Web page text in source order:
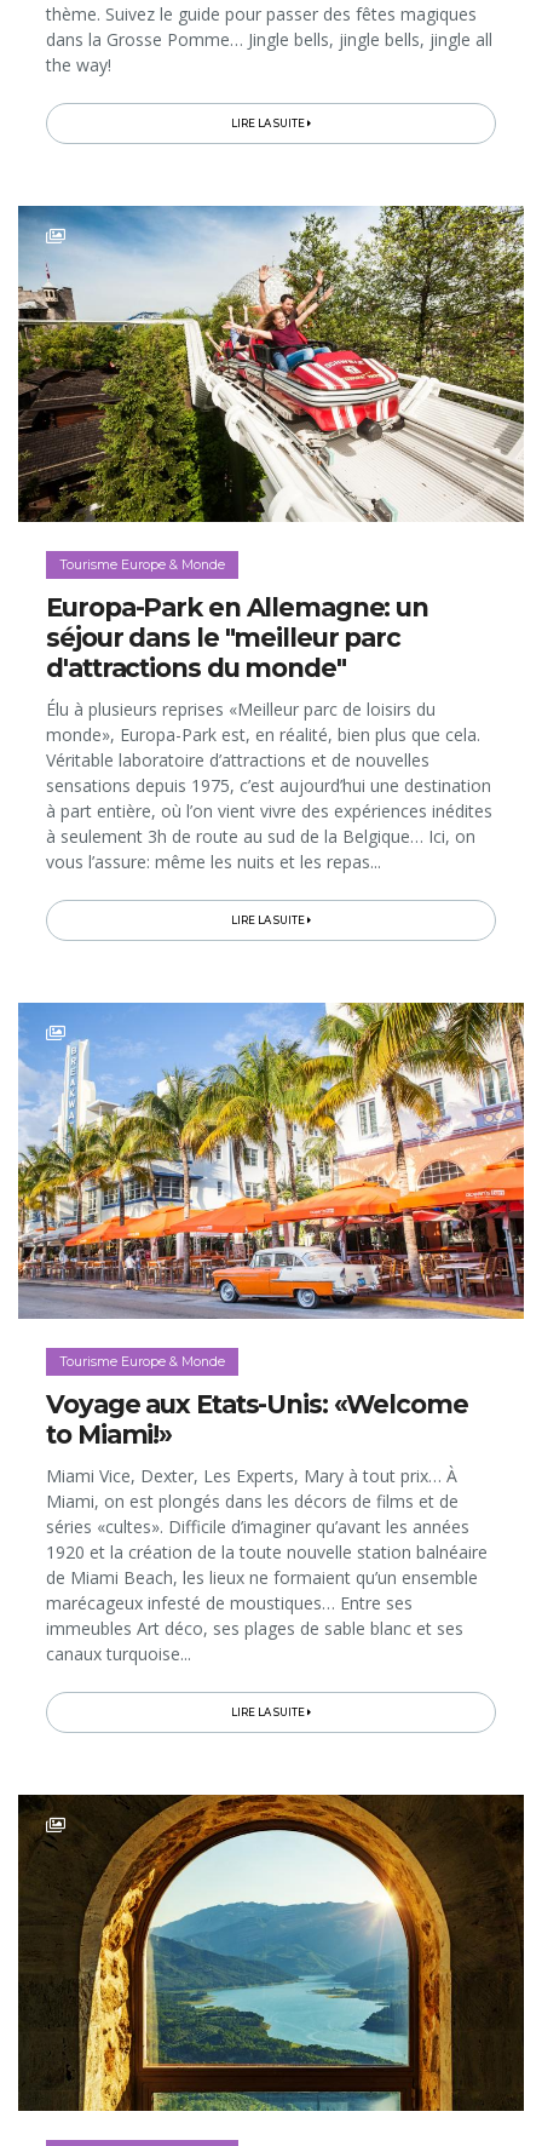
thème. Suivez le guide pour passer des fêtes magiques
dans la Grosse Pomme… Jingle bells, jingle bells, jingle all
the way!
LIRE LA SUITE
Tourisme Europe & Monde
Europa-Park en Allemagne: un
séjour dans le "meilleur parc
d'attractions du monde"
Élu à plusieurs reprises «Meilleur parc de loisirs du
monde», Europa-Park est, en réalité, bien plus que cela.
Véritable laboratoire d’attractions et de nouvelles
sensations depuis 1975, c’est aujourd’hui une destination
à part entière, où l’on vient vivre des expériences inédites
à seulement 3h de route au sud de la Belgique… Ici, on
vous l’assure: même les nuits et les repas...
LIRE LA SUITE
Tourisme Europe & Monde
Voyage aux Etats-Unis: «Welcome
to Miami!»
Miami Vice, Dexter, Les Experts, Mary à tout prix… À
Miami, on est plongés dans les décors de films et de
séries «cultes». Difficile d’imaginer qu’avant les années
1920 et la création de la toute nouvelle station balnéaire
de Miami Beach, les lieux ne formaient qu’un ensemble
marécageux infesté de moustiques… Entre ses
immeubles Art déco, ses plages de sable blanc et ses
canaux turquoise...
LIRE LA SUITE